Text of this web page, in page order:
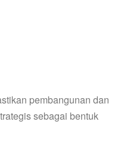
pembangunan dan
sebagai bentuk